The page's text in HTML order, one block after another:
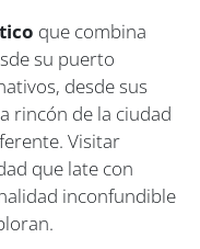
que combina
su puerto
desde sus
rincón de la ciudad
Visitar
que late con
inconfundible